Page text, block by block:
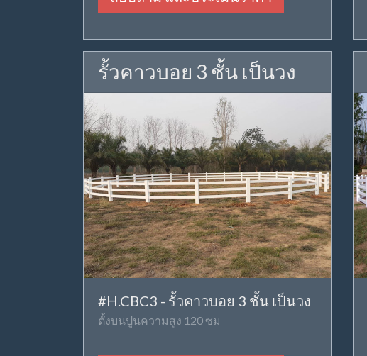
รั้วคาวบอย 3 ชั้น เป็นวง
#H.CBC3 - รั้วคาวบอย 3 ชั้น เป็นวง
ตั้งบนปูนความสูง 120 ซม